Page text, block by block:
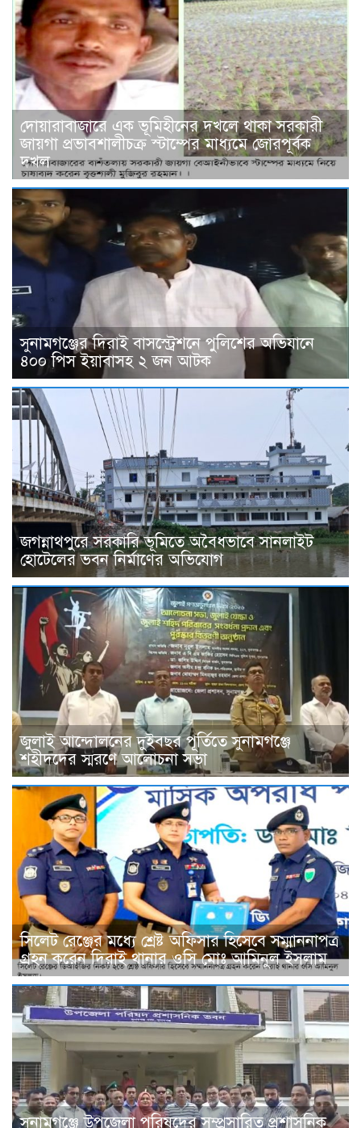
দোয়ারাবাজারে এক ভূমিহীনের দখলে থাকা সরকারী
জায়গা প্রভাবশালীচক্র স্টাম্পের মাধ্যমে জোরপূর্বক
দখল
সুনামগঞ্জের দিরাই বাসস্ট্রেশনে পুলিশের অভিযানে
৪০০ পিস ইয়াবাসহ ২ জন আটক
জগন্নাথপুরে সরকারি ভূমিতে অবৈধভাবে সানলাইট
হোটেলের ভবন নির্মাণের অভিযোগ
জুলাই আন্দোলনের দুইবছর পূর্তিতে সুনামগঞ্জে
শহীদদের স্মরণে আলোচনা সভা
সিলেট রেঞ্জের মধ্যে শ্রেষ্ট অফিসার হিসেবে সম্মাননাপত্র
গ্রহন করেন দিরাই থানার ওসি মোঃ আমিনুল ইসলাম
সুনামগঞ্জে উপজেলা পরিষদের সম্প্রসারিত প্রশাসনিক